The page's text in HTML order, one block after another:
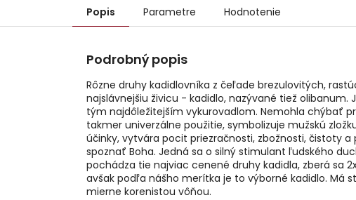
Popis Parametre Hodnotenie
Podrobný popis
Rôzne druhy kadidlovníka z čeľade brezulovitých,
najslávnejšiu živicu - kadidlo, nazývané tiež
tým najdôležitejším vykurovadlom. Nemohla chýbať
takmer univerzálne použitie, symbolizuje mužskú
účinky, vytvára pocit priezračnosti, zbožnosti, čistoty
spoznať Boha. Jedná sa o silný stimulant ľudského
pochádza tie najviac cenené druhy kadidla, zberá sa
avšak podľa nášho merítka je to výborné kadidlo. Má
mierne korenistou vôňou.